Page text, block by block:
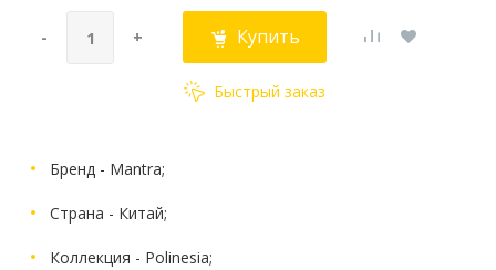
- + Купить
Быстрый заказ
Бренд - Mantra;
Страна - Китай;
Коллекция - Polinesia;